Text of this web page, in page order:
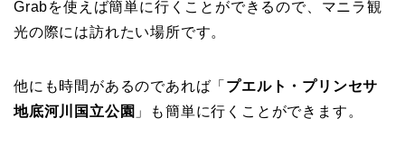
Grabを使えば簡単に行くことができるので、マニラ観
光の際には訪れたい場所です。
他にも時間があるのであれば「 プエルト・プリンセサ
地底河川国立公園 」も簡単に行くことができます。